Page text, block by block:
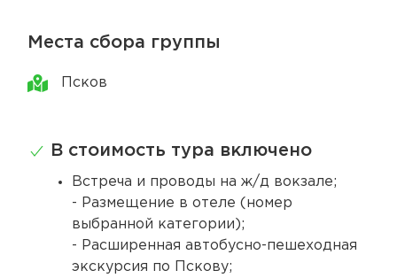
Места сбора группы
Псков
В стоимость тура включено
Встреча и проводы на ж/д вокзале;
- Размещение в отеле (номер
выбранной категории);
- Расширенная автобусно-пешеходная
экскурсия по Пскову;